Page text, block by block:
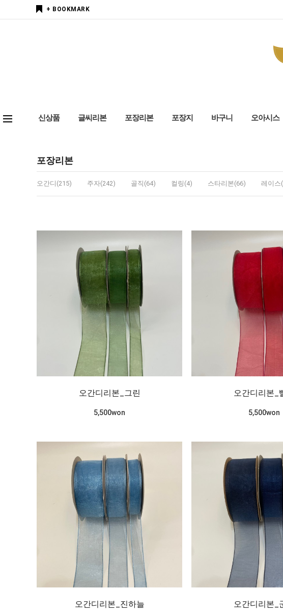
+ BOOKMARK
신상품 글씨리본 포장리본 포장지 바구니 오아시스
포장리본
오간디(215) 주자(242) 골직(64) 컬링(4) 스타리본(66) 레이스
오간디리본_그린
5,500won
오간디리본_
5,500won
오간디리본_진하늘 오간디리본_